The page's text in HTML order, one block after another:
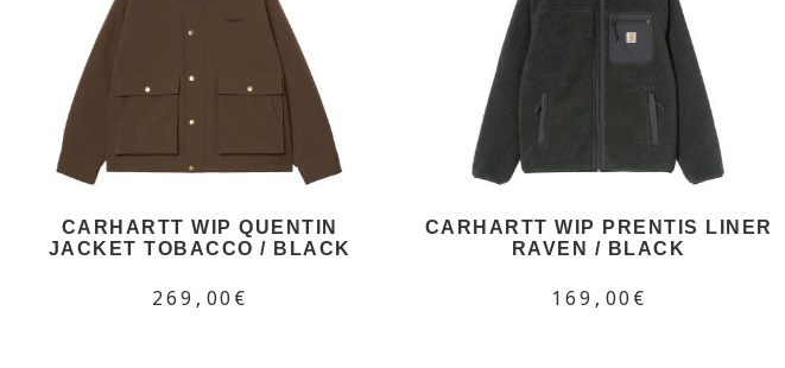
CARHARTT WIP QUENTIN
JACKET TOBACCO / BLACK
269,00€
CARHARTT WIP PRENTIS LINER
RAVEN / BLACK
169,00€